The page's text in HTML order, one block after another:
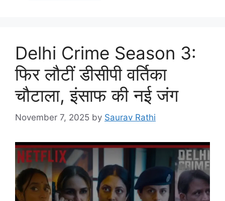
r
e
s
Delhi Crime Season 3:
फिर लौटीं डीसीपी वर्तिका
चौटाला, इंसाफ की नई जंग
November 7, 2025 by Saurav Rathi